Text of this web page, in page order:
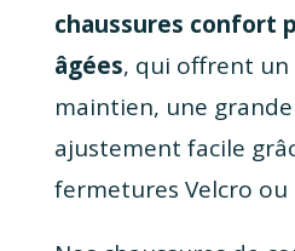
chaussures confort
âgées, qui offrent un
maintien, une
ajustement facile
fermetures Velcro ou